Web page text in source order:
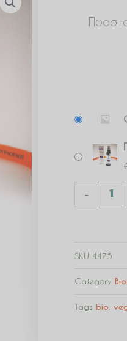
-
BIO
100ml
ποσότητα
SKU 4475
Category
Tags bio